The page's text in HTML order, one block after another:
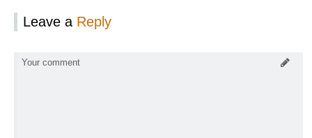
Leave a Reply
Your comment